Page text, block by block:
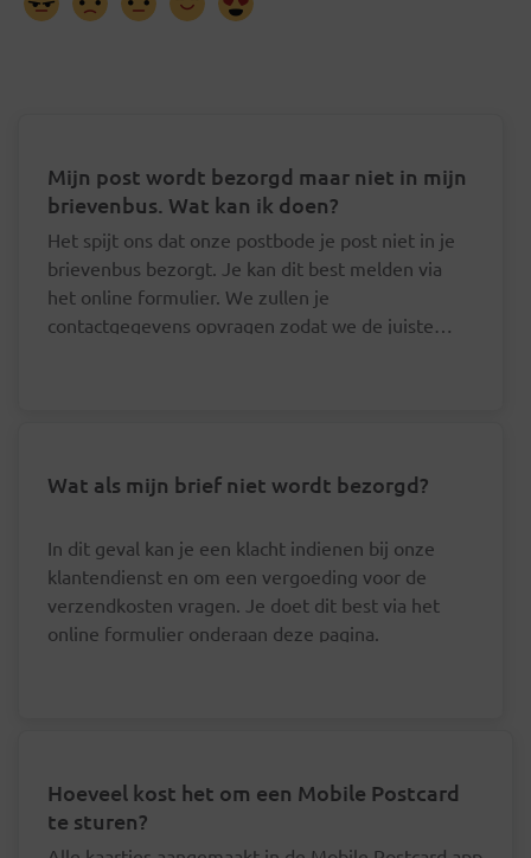
Mijn post wordt bezorgd maar niet in mijn
brievenbus. Wat kan ik doen?
Het spijt ons dat onze postbode je post niet in je
brievenbus bezorgt. Je kan dit best melden via
het online formulier. We zullen je
contactgegevens opvragen zodat we de juiste
Wat als mijn brief niet wordt bezorgd?
In dit geval kan je een klacht indienen bij onze
klantendienst en om een vergoeding voor de
verzendkosten vragen. Je doet dit best via het
online formulier onderaan deze pagina.
Hoeveel kost het om een Mobile Postcard
te sturen?